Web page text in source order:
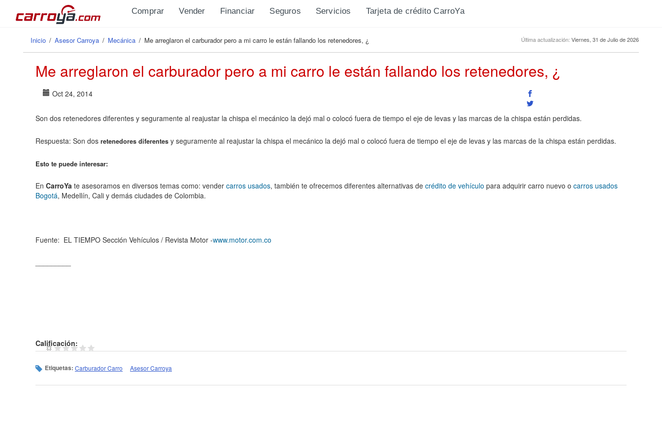
Pasar al contenido principal
Comprar Vender Financiar Seguros Servicios Tarjeta de crédito CarroYa
Se encuentra usted aquí
Inicio / Asesor Carroya / Mecánica / Me arreglaron el carburador pero a mi carro le están fallando los retenedores, ¿ Última actualización: Viernes, 31 de Julio de 2026
Me arreglaron el carburador pero a mi carro le están fallando los retenedores, ¿
Oct 24, 2014
Son dos retenedores diferentes y seguramente al reajustar la chispa el mecánico la dejó mal o colocó fuera de tiempo el eje de levas y las marcas de la chispa están perdidas.
Respuesta: Son dos retenedores diferentes y seguramente al reajustar la chispa el mecánico la dejó mal o colocó fuera de tiempo el eje de levas y las marcas de la chispa están perdidas.
Esto te puede interesar:
En CarroYa te asesoramos en diversos temas como: vender carros usados, también te ofrecemos diferentes alternativas de crédito de vehículo para adquirir carro nuevo o carros usados
Bogotá, Medellín, Cali y demás ciudades de Colombia.
Fuente: EL TIEMPO Sección Vehículos / Revista Motor -www.motor.com.co
Calificación:
Etiquetas: Carburador Carro Asesor Carroya